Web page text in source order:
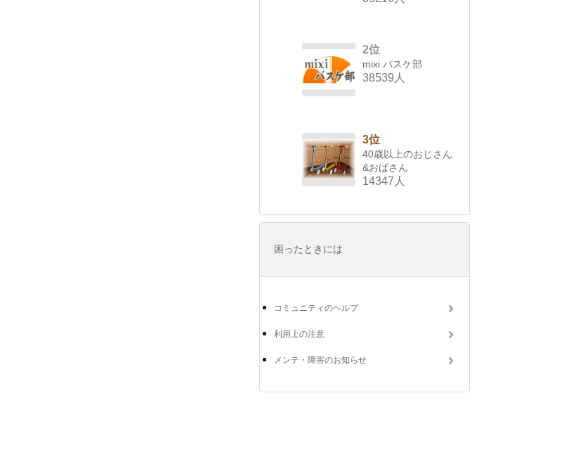
2位
mixi バスケ部
38539人
3位
40歳以上のおじさん
&おばさん
14347人
困ったときには
コミュニティのヘルプ
利用上の注意
メンテ・障害のお知らせ